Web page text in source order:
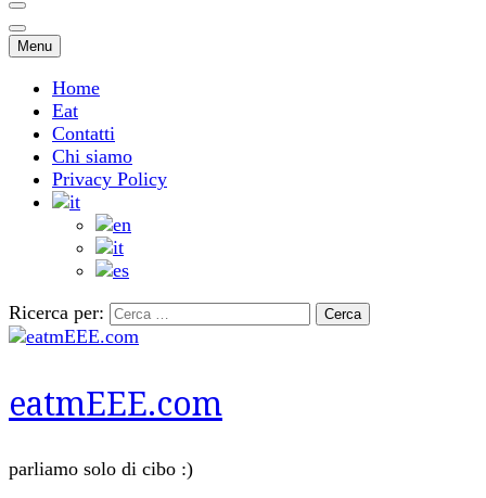
Menu
Home
Eat
Contatti
Chi siamo
Privacy Policy
Ricerca per:
eatmEEE.com
parliamo solo di cibo :)